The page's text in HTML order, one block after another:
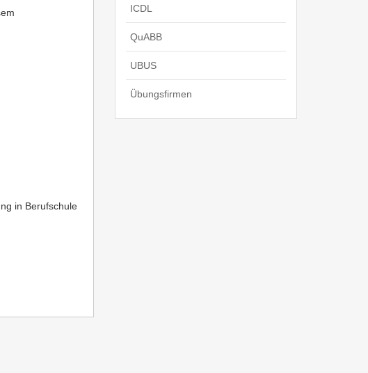
in Berufschule
ICDL
QuABB
UBUS
Übungsfirmen